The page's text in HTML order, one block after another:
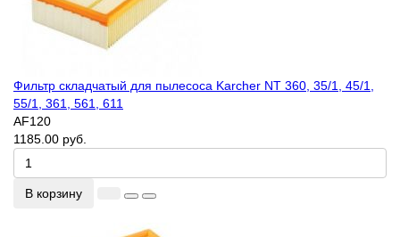
Фильтр складчатый для пылесоса Karcher NT 360, 35/1, 45/1,
55/1, 361, 561, 611
AF120
1185.00 руб.
В корзину